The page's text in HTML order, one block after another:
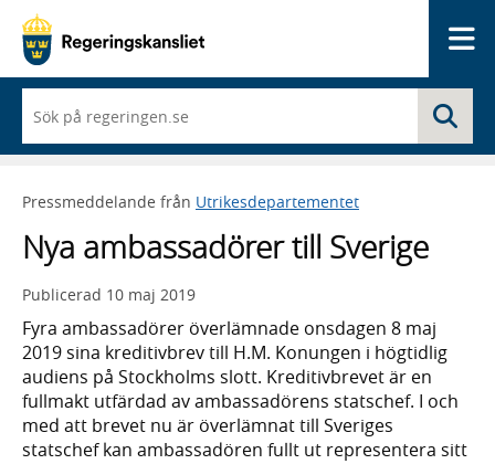
du
börjar
skriva
framträder
lista
med
sökförslag
Pressmeddelande från Utrikesdepartementet
Nya ambassadörer till Sverige
Publicerad 10 maj 2019
Fyra ambassadörer överlämnade onsdagen 8 maj
2019 sina kreditivbrev till H.M. Konungen i högtidlig
audiens på Stockholms slott. Kreditivbrevet är en
fullmakt utfärdad av ambassadörens statschef. I och
med att brevet nu är överlämnat till Sveriges
statschef kan ambassadören fullt ut representera sitt